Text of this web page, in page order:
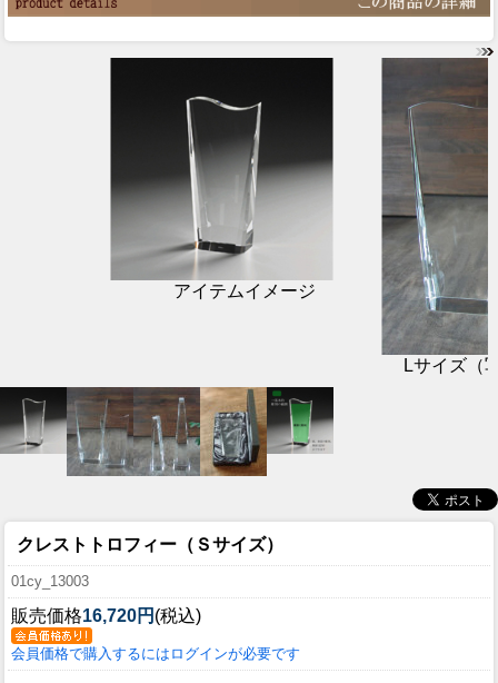
アイテムイメージ
Lサイズ（
クレストトロフィー（Ｓサイズ）
01cy_13003
販売価格16,720円 (税込)
会員価格で購入するにはログインが必要です